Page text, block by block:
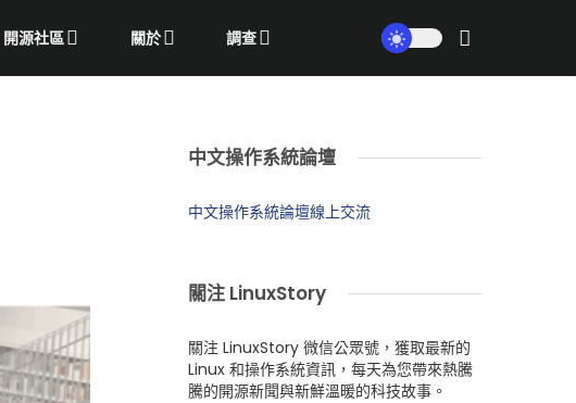
開源社區 關於 調查
中文操作系統論壇
中文操作系統論壇線上交流
關注 LinuxStory
關注 LinuxStory 微信公眾號，獲取最新的
Linux 和操作系統資訊，每天為您帶來熱騰
騰的開源新聞與新鮮溫暖的科技故事。